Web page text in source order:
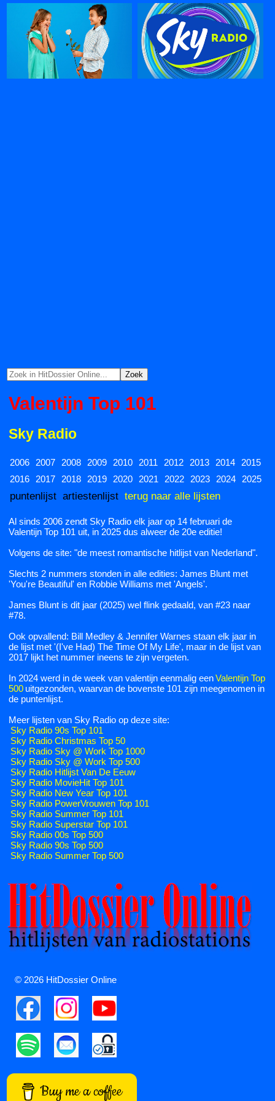
Valentijn Top 101
Sky Radio
2006 2007 2008 2009 2010 2011 2012 2013 2014
2015
2016
2017 2018 2019 2020 2021 2022 2023 2024 2025
puntenlijst artiestenlijst terug naar alle lijsten
Al sinds 2006 zendt Sky Radio elk jaar op 14 februari de
Valentijn Top 101 uit, in 2025 dus alweer de 20e editie!
Volgens de site: "de meest romantische hitlijst van Nederland".
Slechts 2 nummers stonden in alle edities: James Blunt met
'You're Beautiful' en Robbie Williams met 'Angels'.
James Blunt is dit jaar (2025) wel flink gedaald, van #23 naar
#78.
Ook opvallend: Bill Medley & Jennifer Warnes staan elk jaar in
de lijst met '(I've Had) The Time Of My Life', maar in de lijst van
2017 lijkt het nummer ineens te zijn vergeten.
In 2024 werd in de week van valentijn eenmalig eenValentijn Top
500 uitgezonden, waarvan de bovenste 101 zijn meegenomen in
de puntenlijst.
Meer lijsten van Sky Radio op deze site:
Sky Radio 90s Top 101
Sky Radio Christmas Top 50
Sky Radio Sky @ Work Top 1000
Sky Radio Sky @ Work Top 500
Sky Radio Hitlijst Van De Eeuw
Sky Radio MovieHit Top 101
Sky Radio New Year Top 101
Sky Radio PowerVrouwen Top 101
Sky Radio Summer Top 101
Sky Radio Superstar Top 101
Sky Radio 00s Top 500
Sky Radio 90s Top 500
Sky Radio Summer Top 500
© 2026 HitDossier Online
Buy me a coffee